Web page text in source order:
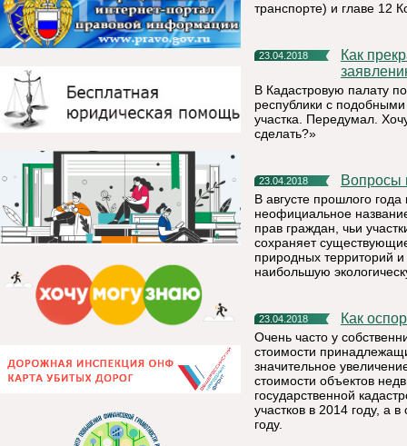
транспорте) и главе 12
23.04.2018
Как прекратить кадастровый учет, регистрацию прав по
В Кадастровую палату
республики с
участка. Передумал.
сделать?»
23.04.2018
В августе прошлого
неофициальное
прав граждан, чьи
сохраняет
природных территорий
наибольшую
23.04.2018 Как
Очень часто у
стоимости
значительное
стоимости объектов
государственной
участков в 2014 году, а
году.